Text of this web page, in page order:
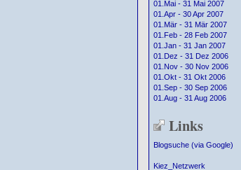
01.Mai - 31 Mai 2007
01.Apr - 30 Apr 2007
01.Mär - 31 Mär 2007
01.Feb - 28 Feb 2007
01.Jan - 31 Jan 2007
01.Dez - 31 Dez 2006
01.Nov - 30 Nov 2006
01.Okt - 31 Okt 2006
01.Sep - 30 Sep 2006
01.Aug - 31 Aug 2006
Links
Blogsuche (via Google)
Kiez_Netzwerk